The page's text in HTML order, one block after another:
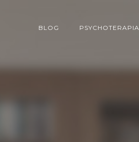
BLOG PSYCHOTERAPIA